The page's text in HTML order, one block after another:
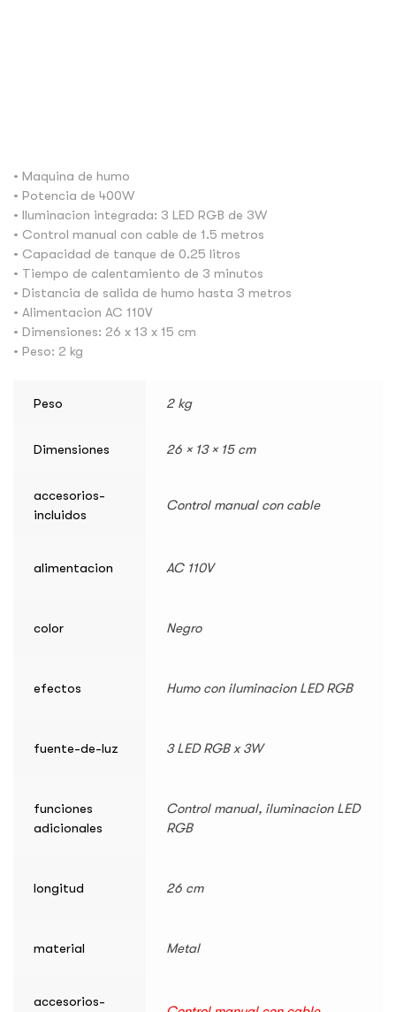
• Maquina de humo
• Potencia de 400W
• Iluminacion integrada: 3 LED RGB de 3W
• Control manual con cable de 1.5 metros
• Capacidad de tanque de 0.25 litros
• Tiempo de calentamiento de 3 minutos
• Distancia de salida de humo hasta 3 metros
• Alimentacion AC 110V
• Dimensiones: 26 x 13 x 15 cm
• Peso: 2 kg
Peso 2 kg
Dimensiones 26 × 13 × 15 cm
accesorios-
incluidos
Control manual con cable
alimentacion AC 110V
color Negro
efectos Humo con iluminacion LED RGB
fuente-de-luz 3 LED RGB x 3W
funciones
adicionales
Control manual, iluminacion LED
RGB
longitud 26 cm
material Metal
accesorios-